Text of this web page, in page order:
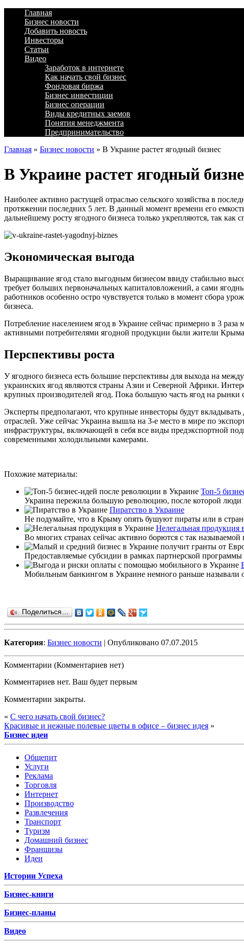
Главная
Бизнес новости
Добавить новость
Инвесторы
Статьи
Видео
Заработок в интернете
Как начать свой бизнес
Фондовая биржа
Бизнес инвестиции
Бизнес операции
Виды кредитных заемов
Понятия менеджмента
Предпринимательство
Главная » Бизнес новости » В Украине растет ягодный бизнес
В Украине растет ягодный
Наиболее активно растущей отраслью сельского хозяйства в
протяжении последних 5 лет. В данный момент времени его
дальнейшему росту ягодного бизнеса только укрепляются, так
Экономическая выгода
Выращивание ягод стало выгодным бизнесом ввиду стабильно
требует больших первоначальных капиталовложений, а сами
работников особенно остро чувствуется только в момент сбора
бизнеса.
Потребление населением ягод в Украине сейчас примерно в 3
активными потребителями ягодной продукции были жители Крыма
Перспективы роста
У ягодного бизнеса есть большие перспективы для выхода на
украинских ягод являются страны Азии и Северной Африки.
крупных производителей ягод. Пока большую часть ягод на рынки
Эксперты предполагают, что крупные инвесторы будут
отраслей. Уже сейчас Украина вышла на 3-е место в мире по
инфраструктуры, включающей в себя все виды предэкспортной
современными холодильными камерами.
Похожие материалы:
Топ-5
Украина пережила большую революцию, после которой люди
Пиратство в Украине
Не подумайте, что в Крыму опять бушуют пираты или в
Нелегальная продукция
Во многих странах сейчас активно борются с так
Предоставляемые субсидии в рамках партнерской
Мобильным банкингом в Украине немного раньше называли
Поделиться…
Категория: Бизнес новости | Опубликовано 07.07.2015
Комментарии (Комментариев нет)
Комментариев нет. Ваш будет первым
Комментарии закрыты.
« С чего начать свой бизнес?
Красивые и нежные полевые цветы в офисе – бизнес идея »
Бизнес идеи
Общепит
Услуги
Реклама
Торговля
Интернет
Производство
Развлечения
Транспорт
Туризм
Домашний бизнес
Франшизы
Идеи
Истории Успеха
Бизнес-книги
Бизнес-планы
Видео